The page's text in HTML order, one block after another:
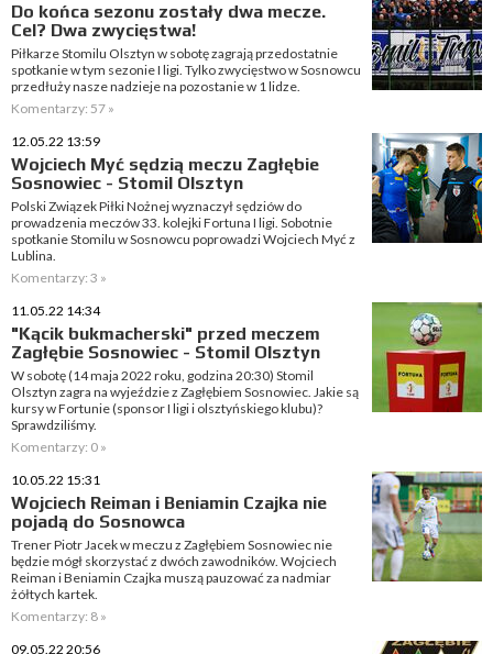
Do końca sezonu zostały dwa mecze.
Cel? Dwa zwycięstwa!
Piłkarze Stomilu Olsztyn w sobotę zagrają przedostatnie
spotkanie w tym sezonie I ligi. Tylko zwycięstwo w Sosnowcu
przedłuży nasze nadzieje na pozostanie w 1 lidze.
Komentarzy: 57 »
12.05.22 13:59
Wojciech Myć sędzią meczu Zagłębie
Sosnowiec - Stomil Olsztyn
Polski Związek Piłki Nożnej wyznaczył sędziów do
prowadzenia meczów 33. kolejki Fortuna I ligi. Sobotnie
spotkanie Stomilu w Sosnowcu poprowadzi Wojciech Myć z
Lublina.
Komentarzy: 3 »
11.05.22 14:34
"Kącik bukmacherski" przed meczem
Zagłębie Sosnowiec - Stomil Olsztyn
W sobotę (14 maja 2022 roku, godzina 20:30) Stomil
Olsztyn zagra na wyjeździe z Zagłębiem Sosnowiec. Jakie są
kursy w Fortunie (sponsor I ligi i olsztyńskiego klubu)?
Sprawdziliśmy.
Komentarzy: 0 »
10.05.22 15:31
Wojciech Reiman i Beniamin Czajka nie
pojadą do Sosnowca
Trener Piotr Jacek w meczu z Zagłębiem Sosnowiec nie
będzie mógł skorzystać z dwóch zawodników. Wojciech
Reiman i Beniamin Czajka muszą pauzować za nadmiar
żółtych kartek.
Komentarzy: 8 »
09.05.22 20:56